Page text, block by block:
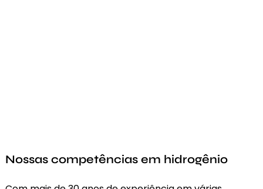
Nossas competências em hidrogênio